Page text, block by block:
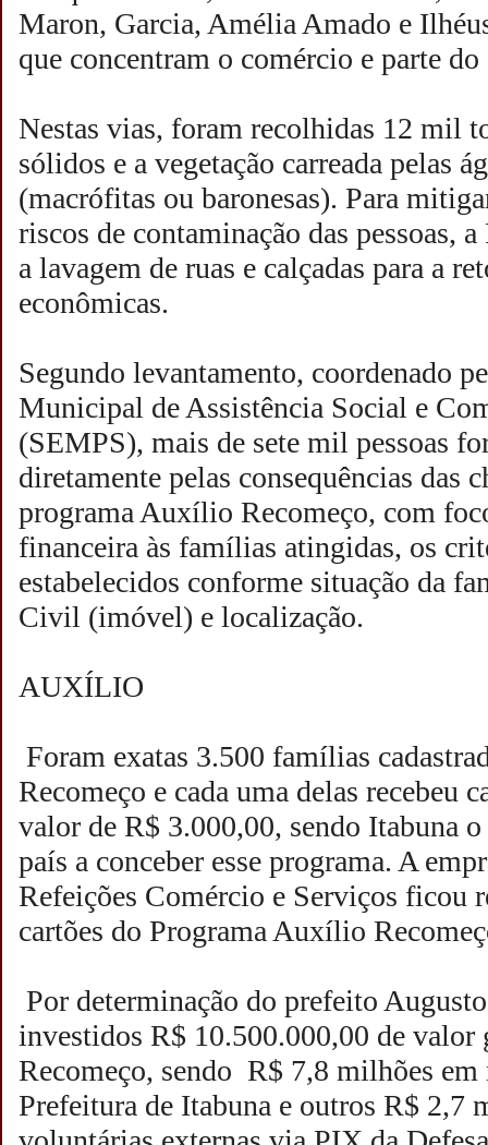
Maron, Garcia, Amélia Amado e
que concentram o comércio e parte
Nestas vias, foram recolhidas 12 mil
sólidos e a vegetação carreada pelas
(macrófitas ou baronesas). Para
riscos de contaminação das pessoas,
a lavagem de ruas e calçadas para a
econômicas.
Segundo levantamento, coordenado
Municipal de Assistência Social e
(SEMPS), mais de sete mil pessoas
diretamente pelas consequências das
programa Auxílio Recomeço, com
financeira às famílias atingidas, os
estabelecidos conforme situação da
Civil (imóvel) e localização.
AUXÍLIO
Foram exatas 3.500 famílias
Recomeço e cada uma delas recebeu
valor de R$ 3.000,00, sendo Itabuna
país a conceber esse programa. A
Refeições Comércio e Serviços ficou
cartões do Programa Auxílio
Por determinação do prefeito
investidos R$ 10.500.000,00 de
Recomeço, sendo R$ 7,8 milhões em
Prefeitura de Itabuna e outros R$ 2,7